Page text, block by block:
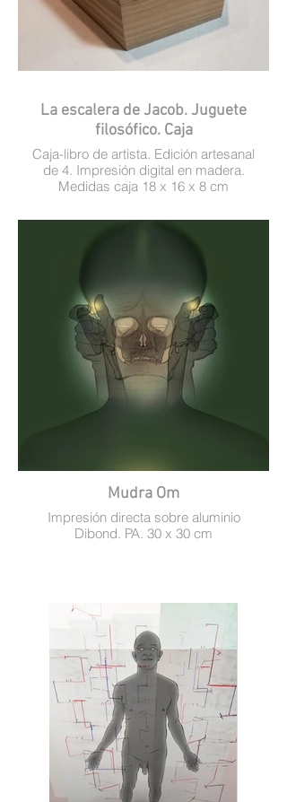
La escalera de Jacob. Juguete
filosófico. Caja
Caja-libro de artista. Edición artesanal
de 4. Impresión digital en madera.
Medidas caja 18 x 16 x 8 cm
Mudra Om
Impresión directa sobre aluminio
Dibond. PA. 30 x 30 cm